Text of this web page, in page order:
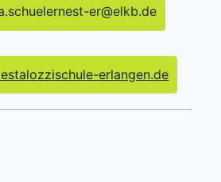
er@elkb.de
erlangen.de